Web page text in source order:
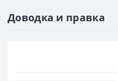
Доводка и правка